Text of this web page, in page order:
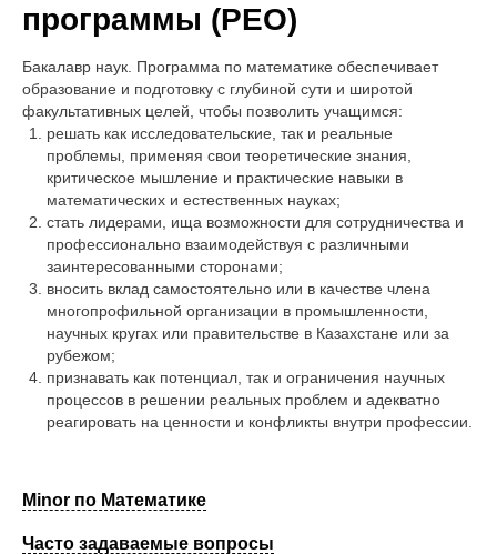
программы (PEO)
Бакалавр наук. Программа по математике обеспечивает
образование и подготовку с глубиной сути и широтой
факультативных целей, чтобы позволить учащимся:
решать как исследовательские, так и реальные
проблемы, применяя свои теоретические знания,
критическое мышление и практические навыки в
математических и естественных науках;
стать лидерами, ища возможности для сотрудничества и
профессионально взаимодействуя с различными
заинтересованными сторонами;
вносить вклад самостоятельно или в качестве члена
многопрофильной организации в промышленности,
научных кругах или правительстве в Казахстане или за
рубежом;
признавать как потенциал, так и ограничения научных
процессов в решении реальных проблем и адекватно
реагировать на ценности и конфликты внутри профессии.
Minor по Математике
Часто задаваемые вопросы